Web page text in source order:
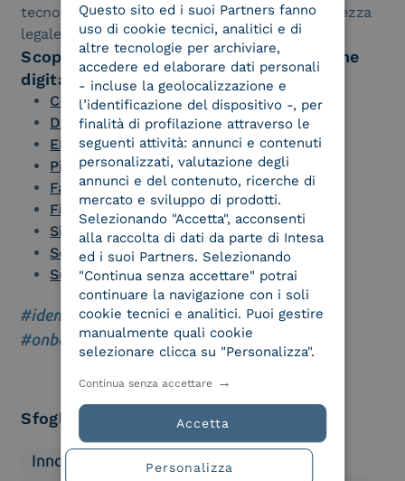
tecnologia non vada mai a discapito della sicurezza
legale e della tutela del cliente.
Scopri le soluzioni per la trasformazione
digitale della tua azienda:
Conservazione a Norma dei Documenti
Digital Onboarding dei Clienti
EDI – Electronic Data Interchange
Piattaforma Fatturazione Elettronica
Fatturazione Elettronica Estera
Firma Elettronica Aziendale
Sigillo Elettronico
Software Gestione Documentale
Supply Chain Management
#identità digitale|#intelligenza artificiale
#onboarding
Sfoglia categorie
Innovazione Mercato
Normativa
ITALIAN
Questo sito ed i suoi Partners fanno
uso di cookie tecnici, analitici e di
altre tecnologie per archiviare,
accedere ed elaborare dati personali
- incluse la geolocalizzazione e
l’identificazione del dispositivo -, per
finalità di profilazione attraverso le
seguenti attività: annunci e contenuti
personalizzati, valutazione degli
annunci e del contenuto, ricerche di
mercato e sviluppo di prodotti.
Selezionando "Accetta", acconsenti
alla raccolta di dati da parte di Intesa
ed i suoi Partners. Selezionando
"Continua senza accettare" potrai
continuare la navigazione con i soli
cookie tecnici e analitici. Puoi gestire
manualmente quali cookie
selezionare clicca su "Personalizza".
Accetta
Continua senza accettare
Personalizza